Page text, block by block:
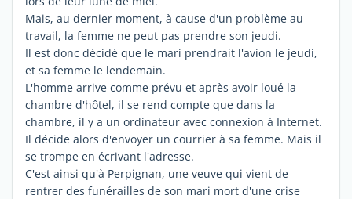
Mais, au dernier moment, à cause d'un problème au
travail, la femme ne peut pas prendre son jeudi.
Il est donc décidé que le mari prendrait l'avion le jeudi,
et sa femme le lendemain.
L'homme arrive comme prévu et après avoir loué la
chambre d'hôtel, il se rend compte que dans la
chambre, il y a un ordinateur avec connexion à Internet.
Il décide alors d'envoyer un courrier à sa femme. Mais il
se trompe en écrivant l'adresse.
C'est ainsi qu'à Perpignan, une veuve qui vient de
rentrer des funérailles de son mari mort d'une crise